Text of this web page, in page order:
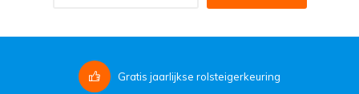
Gratis jaarlijkse rolsteigerkeuring